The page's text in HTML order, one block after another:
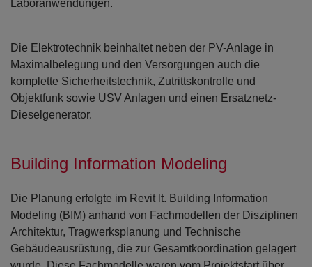
Laboranwendungen.
Die Elektrotechnik beinhaltet neben der PV-Anlage in
Maximalbelegung und den Versorgungen auch die
komplette Sicherheitstechnik, Zutrittskontrolle und
Objektfunk sowie USV Anlagen und einen Ersatznetz-
Dieselgenerator.
Building Information Modeling
Die Planung erfolgte im Revit lt. Building Information
Modeling (BIM) anhand von Fachmodellen der Disziplinen
Architektur, Tragwerksplanung und Technische
Gebäudeausrüstung, die zur Gesamtkoordination gelagert